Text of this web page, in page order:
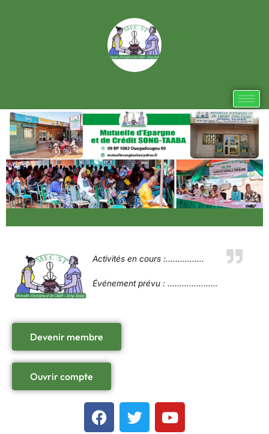
Activités en cours :…………….
Événement prévu : …………………
Devenir membre
Ouvrir compte
F
a
T
w
Y
o